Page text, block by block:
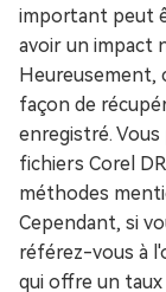
important peut
avoir un impact
Heureusement,
façon de
enregistré.
fichiers Corel
méthodes
Cependant, si
référez-vous à
qui offre un taux